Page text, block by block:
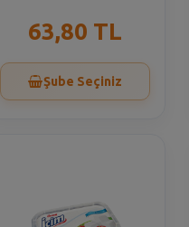
63,80 TL
Şube Seçiniz